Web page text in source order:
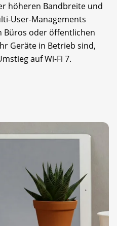
höheren Bandbreite und
User-Managements
Büros oder öffentlichen
Geräte in Betrieb sind,
auf Wi-Fi 7.